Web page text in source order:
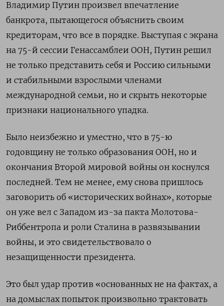
Владимир Путин произвел впечатление
банкрота, пытающегося объяснить своим
кредиторам, что все в порядке. Выступая с экрана
на 75-й сессии Генассамблеи ООН, Путин решил
не только представить себя и Россию сильными
и стабильными взрослыми членами
международной семьи, но и скрыть некоторые
признаки национального упадка.
Было неизбежно и уместно, что в 75-ю
годовщину не только образования ООН, но и
окончания Второй мировой войны он коснулся
последней. Тем не менее, ему снова пришлось
заговорить об «исторических войнах», которые
он уже вел с Западом из-за пакта Молотова-
Риббентропа и роли Сталина в развязывании
войны, и это свидетельствовало о
незащищенности президента.
Это был удар против «основанных не на фактах, а
на домыслах попыток произвольно трактовать